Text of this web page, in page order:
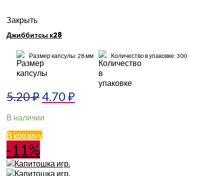
Закрыть
Джиббитсы к28
Размер капсулы: 28 мм Количество в упаковке: 300
5.20₽4.70₽
В наличии
В корзину
-11%